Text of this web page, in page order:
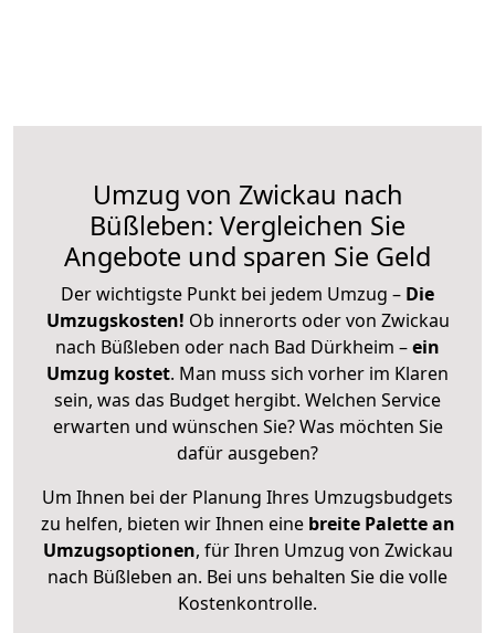
Umzug von Zwickau nach
Büßleben: Vergleichen Sie
Angebote und sparen Sie Geld
Der wichtigste Punkt bei jedem Umzug – Die
Umzugskosten! Ob innerorts oder von Zwickau
nach Büßleben oder nach Bad Dürkheim –ein
Umzug kostet. Man muss sich vorher im Klaren
sein, was das Budget hergibt. Welchen Service
erwarten und wünschen Sie? Was möchten Sie
dafür ausgeben?
Um Ihnen bei der Planung Ihres Umzugsbudgets
zu helfen, bieten wir Ihnen eine breite Palette an
Umzugsoptionen, für Ihren Umzug von Zwickau
nach Büßleben an. Bei uns behalten Sie die volle
Kostenkontrolle.